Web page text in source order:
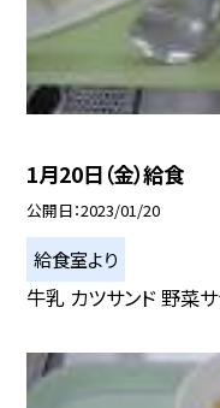
1月20日（金）給食
公開日 2023/01/20
給食室より
牛乳 カツサンド 野菜